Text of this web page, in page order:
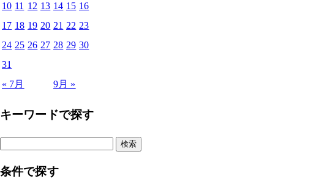
« 7月 9月 »
10 11 12 13 14 15 16
17 18 19 20 21 22 23
24 25 26 27 28 29 30
31
キーワードで探す
条件で探す